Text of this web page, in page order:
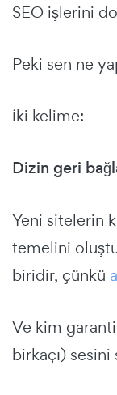
SEO işlerini
Peki sen ne
İki kelime:
Dizin geri
Yeni sitelerin
temelini
biridir, çünkü
Ve kim
birkaçı)